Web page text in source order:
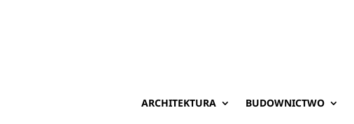
ARCHITEKTURA BUDOWNICTWO